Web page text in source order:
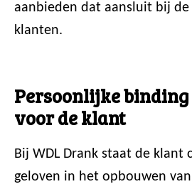
aanbieden dat aansluit bij de
klanten.
Persoonlijke
voor de klant
Bij WDL Drank staat de klant
geloven in het opbouwen